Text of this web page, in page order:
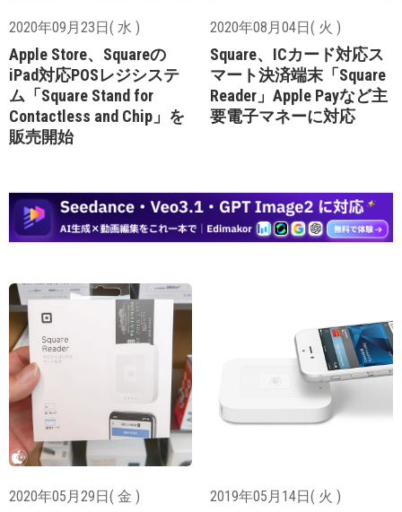
2020年09月23日( 水 )
Apple Store、Squareの
iPad対応POSレジシステ
ム「Square Stand for
Contactless and Chip」を
販売開始
2020年08月04日( 火 )
Square、ICカード対応ス
マート決済端末「Square
Reader」Apple Payなど主
要電子マネーに対応
2020年05月29日( 金 ) 2019年05月14日( 火 )